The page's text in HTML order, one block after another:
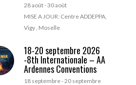
28 août-30 août
MISE A JOUR: Centre ADDEPPA,
Vigy , Moselle
18-20 septembre 2026
-8th Internationale – AA
Ardennes Conventions
18 septembre-20 septembre